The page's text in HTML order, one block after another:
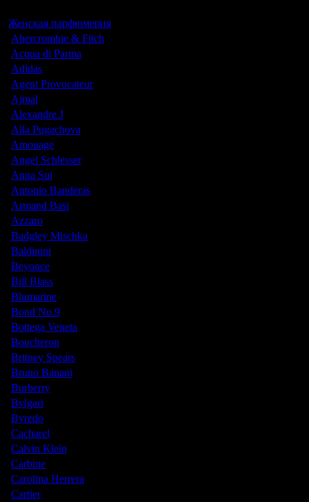
Женская парфюмерия
Abercrombie & Fitch
Acqua di Parma
Adidas
Agent Provocateur
Ajmal
Alexandre.J
Alla Pugachova
Amouage
Angel Schlesser
Anna Sui
Antonio Banderas
Armand Basi
Azzaro
Badgley Mischka
Baldinini
Beyonce
Bill Blass
Blumarine
Bond No.9
Bottega Veneta
Boucheron
Britney Spears
Bruno Banani
Burberry
Bvlgari
Byredo
Cacharel
Calvin Klein
Carbine
Carolina Herrera
Cartier